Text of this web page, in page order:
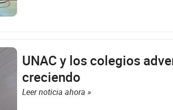
UNAC y los colegios
creciendo
Leer noticia ahora »